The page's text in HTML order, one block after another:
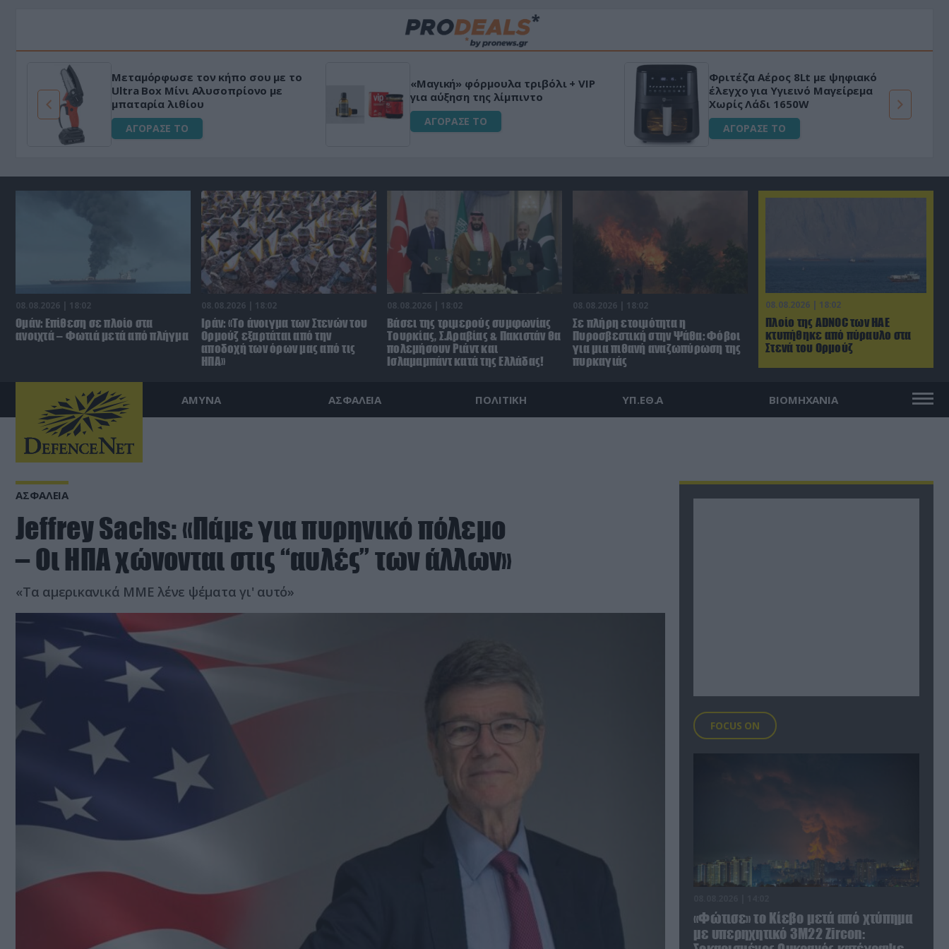
Μεταμόρφωσε τον κήπο σου με το
Ultra Box Μίνι Αλυσοπρίονο με
μπαταρία λιθίου
ΑΓΟΡΑΣΕ ΤΟ
«Μαγική» φόρμουλα τριβόλι + VIP
για αύξηση της λίμπιντο
ΑΓΟΡΑΣΕ ΤΟ
Φριτέζα Αέρος 8Lt με ψηφιακό
έλεγχο για Υγιεινό Μαγείρεμα
Χωρίς Λάδι 1650W
ΑΓΟΡΑΣΕ ΤΟ
08.08.2026 | 18:02
Πλοίο της ADNOC των ΗΑΕ
κτυπήθηκε από πύραυλο στα
Στενά του Ορμούζ
08.08.2026 | 18:02
Ομάν: Επίθεση σε πλοίο στα
ανοιχτά – Φωτιά μετά από πλήγμα
08.08.2026 | 18:02
Ιράν: «Το άνοιγμα των Στενών του
Ορμούζ εξαρτάται από την
αποδοχή των όρων μας από τις
ΗΠΑ»
08.08.2026 | 18:02
Βάσει της τριμερούς συμφωνίας
Τουρκίας, Σ.Αραβίας & Πακιστάν θα
πολεμήσουν Ριάντ και
Ισλαμαμπάντ κατά της Ελλάδας!
08.08.2026 | 18:02
Σε πλήρη ετοιμότητα η
Πυροσβεστική στην Ψάθα: Φόβοι
για μια πιθανή αναζωπύρωση της
πυρκαγιάς
ΑΜΥΝΑ ΑΣΦΑΛΕΙΑ ΠΟΛΙΤΙΚΗ ΥΠ.ΕΘ.Α ΒΙΟΜΗΧΑΝΙΑ
ΑΣΦΑΛΕΙΑ
Jeffrey Sachs: «Πάμε για πυρηνικό πόλεμο
– Οι ΗΠΑ χώνονται στις “αυλές” των άλλων»
«Τα αμερικανικά ΜΜΕ λένε ψέματα γι' αυτό»
FOCUS ON
«Φώτισε» το Κίεβο μετά από χτύπημα
με υπερηχητικό 3M22 Zircon: